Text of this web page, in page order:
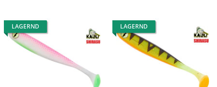
LAGERND LAGERND